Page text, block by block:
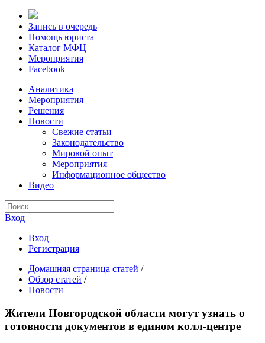
Запись в очередь
Помощь юриста
Каталог МФЦ
Мероприятия
Facebook
Аналитика
Мероприятия
Решения
Новости
Свежие статьи
Законодательство
Мировой опыт
Мероприятия
Информационное общество
Видео
Вход
Вход
Регистрация
Домашняя страница статей /
Обзор статей /
Новости
Жители Новгородской области могут узнать о
готовности документов в едином колл-центре